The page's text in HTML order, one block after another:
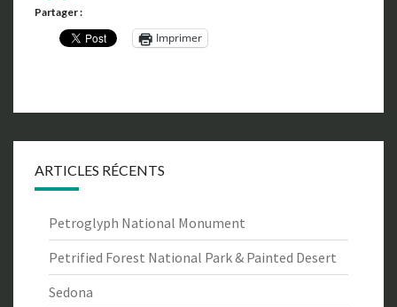
P
S
Partager :
Imprimer
ARTICLES RÉCENTS
Petroglyph National Monument
Petrified Forest National Park & Painted Desert
Sedona